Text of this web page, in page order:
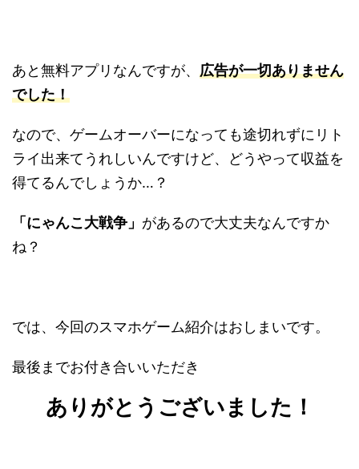
あと無料アプリなんですが、 広告が一切ありません
でした！
なので、ゲームオーバーになっても途切れずにリト
ライ出来てうれしいんですけど、どうやって収益を
得てるんでしょうか…？
「にゃんこ大戦争」 があるので大丈夫なんですか
ね？
では、今回のスマホゲーム紹介はおしまいです。
最後までお付き合いいただき
ありがとうございました！